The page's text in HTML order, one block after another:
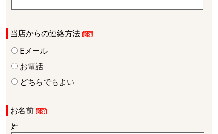
当店からの連絡方法
Eメール
お電話
どちらでもよい
お名前
姓